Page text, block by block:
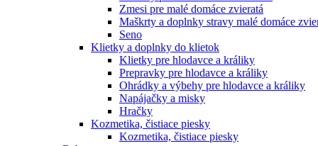
Zmesi pre malé domáce zvieratá
Maškrty a doplnky stravy malé domáce
Seno
Klietky a doplnky do klietok
Klietky pre hlodavce a králiky
Prepravky pre hlodavce a králiky
Ohrádky a výbehy pre hlodavce a králiky
Napájačky a misky
Hračky
Kozmetika, čistiace piesky
Kozmetika, čistiace piesky